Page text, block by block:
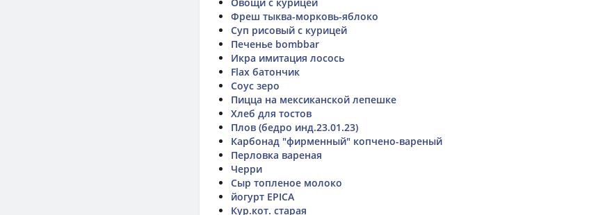
Фреш тыква-морковь-яблоко
Суп рисовый с курицей
Печенье bombbar
Икра имитация лосось
Flax батончик
Соус зеро
Пицца на мексиканской лепешке
Хлеб для тостов
Плов (бедро инд.23.01.23)
Карбонад "фирменный" копчено-вареный
Перловка вареная
Черри
Сыр топленое молоко
йогурт EPICA
Кур.кот. старая